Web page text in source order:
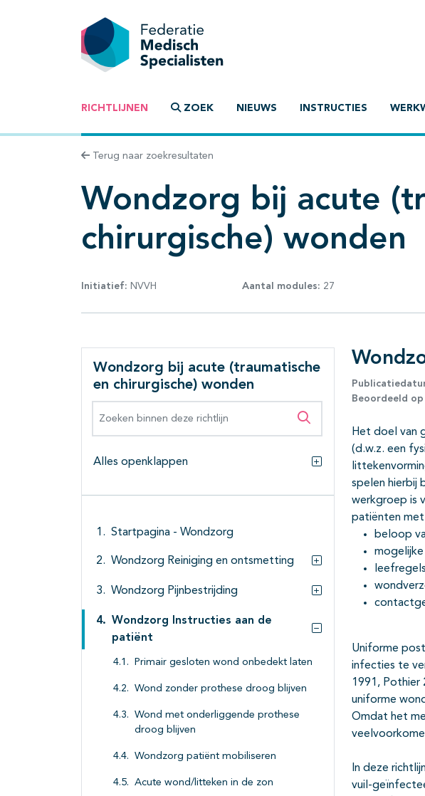
RICHTLIJNEN ZOEK NIEUWS INSTRUCTIES
Terug naar zoekresultaten
Wondzorg bij acute
chirurgische) wonden
Initiatief: NVVH Aantal modules: 27
Wondzorg bij acute (traumatische
en chirurgische) wonden
Zoeken binnen
Alles openklappen
Alles openklappen
Startpagina - Wondzorg
Wondzorg Reiniging en ontsmetting
Subpagina's open-
Wondzorg Pijnbestrijding
Subpagina's open-
Wondzorg Instructies aan de
patiënt
Subpagina's
Primair gesloten wond onbedekt laten
Wond zonder prothese droog blijven
Wond met onderliggende prothese
droog blijven
Wondzorg patiënt mobiliseren
Acute wond/litteken in de zon
Beoordeeld
Het doel van
(d.w.z. een
spelen hierbij
werkgroep is
patiënten met
beloop
Uniforme
infecties te
1991, Pothier
uniforme
Omdat het
In deze
vuil-